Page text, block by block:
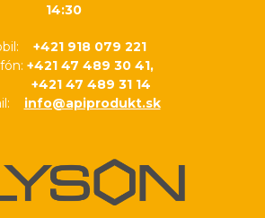
14:30
+421 918 079 221
+421 47 489 30 41,
47 489 31 14
info@apiprodukt.sk